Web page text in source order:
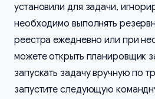
установили для задачи,
необходимо выполнять
реестра ежедневно или при
можете открыть планировщик
запускать задачу вручную по
запустите следующую